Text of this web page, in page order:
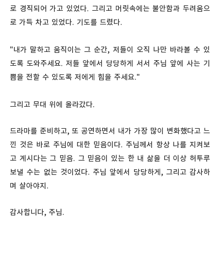
로 경직되어 가고 있었다. 그리고 머릿속에는 불안함과 두려움으
로 가득 차고 있었다. 기도를 드렸다.
"내가 말하고 움직이는 그 순간, 저들이 오직 나만 바라볼 수 있
도록 도와주세요. 저들 앞에서 당당하게 서서 주님 앞에 사는 기
쁨을 전할 수 있도록 저에게 힘을 주세요."
그리고 무대 위에 올라갔다.
드라마를 준비하고, 또 공연하면서 내가 가장 많이 변화했다고 느
낀 것은 바로 주님에 대한 믿음이다. 주님께서 항상 나를 지켜보
고 계시다는 그 믿음. 그 믿음이 있는 한 내 삶을 더 이상 허투루
보낼 수는 없는 것이었다. 주님 앞에서 당당하게, 그리고 감사하
며 살아야지.
감사합니다, 주님.